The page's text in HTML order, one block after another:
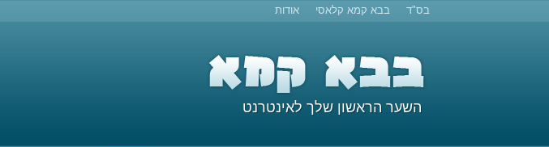
בס"ד בבא קמא קלאסי אודות
השער הראשון שלך לאינטרנט